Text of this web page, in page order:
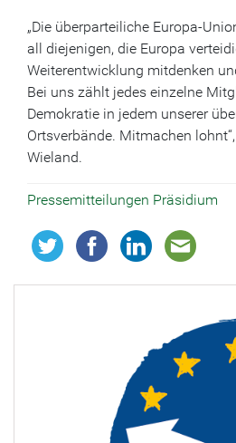
„Die überparteiliche Europa-
all diejenigen, die Europa
Weiterentwicklung mitdenken
Bei uns zählt jedes einzelne
Demokratie in jedem unserer
Ortsverbände. Mitmachen
Wieland.
Pressemitteilungen Präsidium